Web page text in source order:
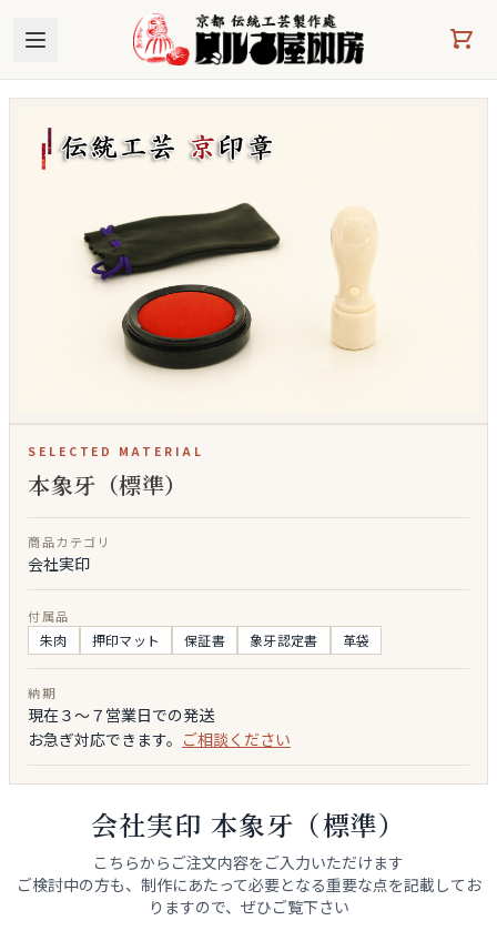
SELECTED MATERIAL
本象牙（標準）
商品カテゴリ
会社実印
付属品
朱肉 押印マット 保証書 象牙認定書 革袋
納期
現在３～７営業日での発送
お急ぎ対応できます。 ご相談ください
会社実印 本象牙（標準）
こちらからご注文内容をご入力いただけます
ご検討中の方も、制作にあたって必要となる重要な点を記載してお
りますので、ぜひご覧下さい